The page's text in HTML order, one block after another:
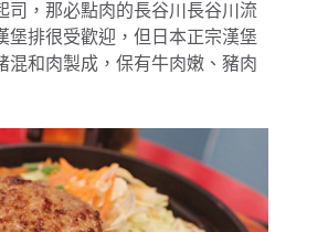
司，那必點肉的長谷川長谷川流
堡排很受歡迎，但日本正宗漢堡
混和肉製成，保有牛肉嫩、豬肉